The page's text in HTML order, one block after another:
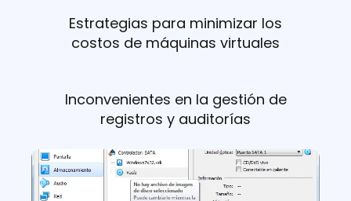
Estrategias para minimizar los
costos de máquinas virtuales
Inconvenientes en la gestión de
registros y auditorías